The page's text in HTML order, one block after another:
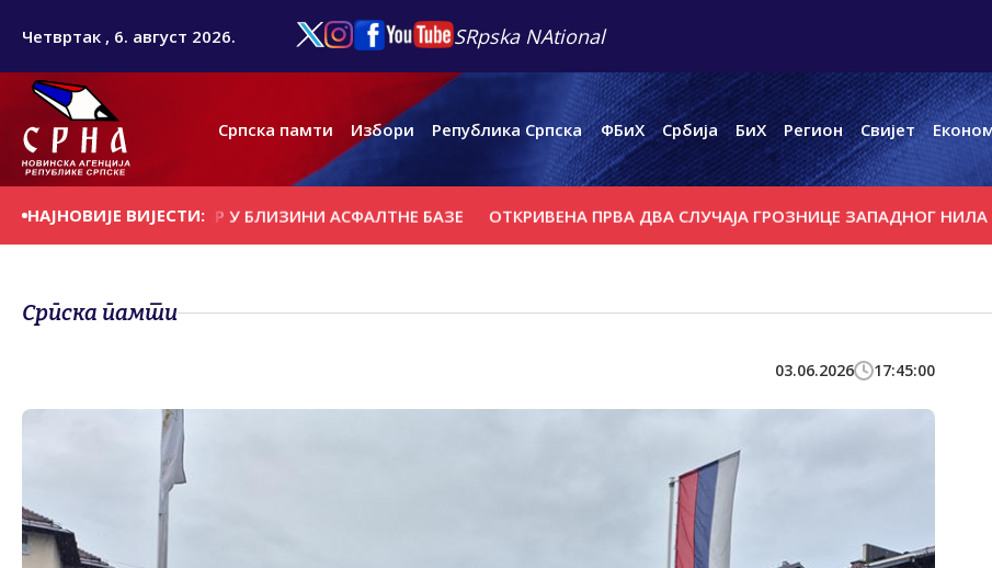
Четвртак , 6. август 2026. SRpska NAtional
Српска памти Избори Република Српска ФБиХ Србија БиХ Регион Свијет
НАЈНОВИЈЕ ВИЈЕСТИ:
ПОЖАР У БЛИЗИНИ АСФАЛТНЕ БАЗЕ ОТКРИВЕНА ПРВА ДВА СЛУЧАЈА ГРОЗНИЦЕ ЗАПАДНОГ НИЛА У
Српска памти
03.06.2026 17:45:00